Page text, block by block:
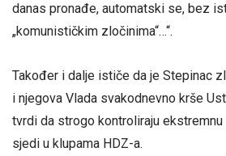
danas pronađe, automatski se, bez
„komunističkim zločinima“…“.
Također i dalje ističe da je Stepinac
i njegova Vlada svakodnevno krše
tvrdi da strogo kontroliraju
sjedi u klupama HDZ-a.